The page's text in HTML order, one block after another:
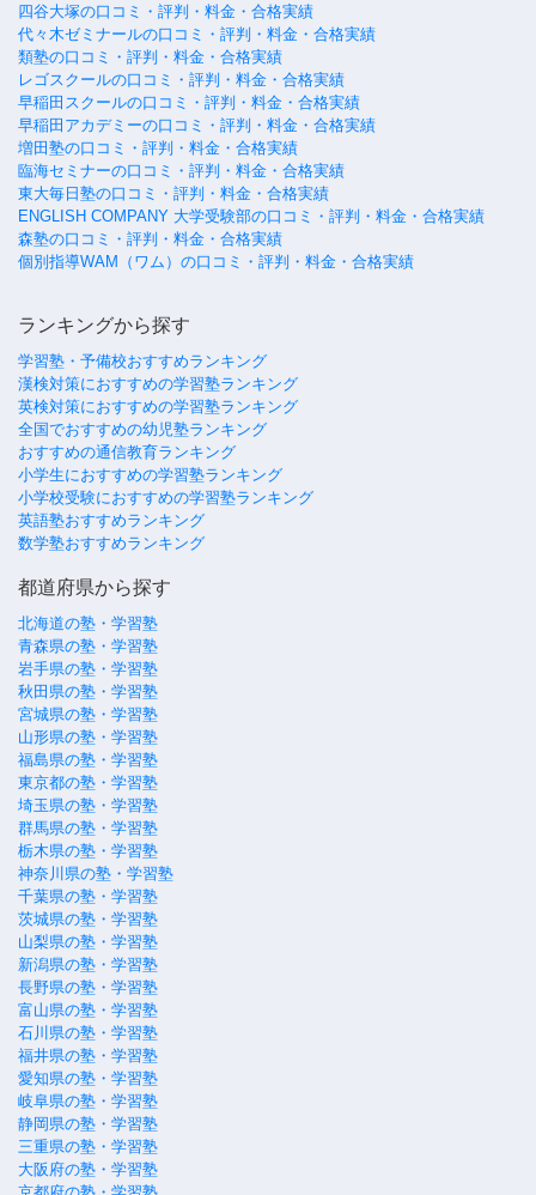
四谷大塚の口コミ・評判・料金・合格実績
代々木ゼミナールの口コミ・評判・料金・合格実績
類塾の口コミ・評判・料金・合格実績
レゴスクールの口コミ・評判・料金・合格実績
早稲田スクールの口コミ・評判・料金・合格実績
早稲田アカデミーの口コミ・評判・料金・合格実績
増田塾の口コミ・評判・料金・合格実績
臨海セミナーの口コミ・評判・料金・合格実績
東大毎日塾の口コミ・評判・料金・合格実績
ENGLISH COMPANY 大学受験部の口コミ・評判・料金・合格実績
森塾の口コミ・評判・料金・合格実績
個別指導WAM（ワム）の口コミ・評判・料金・合格実績
ランキングから探す
学習塾・予備校おすすめランキング
漢検対策におすすめの学習塾ランキング
英検対策におすすめの学習塾ランキング
全国でおすすめの幼児塾ランキング
おすすめの通信教育ランキング
小学生におすすめの学習塾ランキング
小学校受験におすすめの学習塾ランキング
英語塾おすすめランキング
数学塾おすすめランキング
都道府県から探す
北海道の塾・学習塾
青森県の塾・学習塾
岩手県の塾・学習塾
秋田県の塾・学習塾
宮城県の塾・学習塾
山形県の塾・学習塾
福島県の塾・学習塾
東京都の塾・学習塾
埼玉県の塾・学習塾
群馬県の塾・学習塾
栃木県の塾・学習塾
神奈川県の塾・学習塾
千葉県の塾・学習塾
茨城県の塾・学習塾
山梨県の塾・学習塾
新潟県の塾・学習塾
長野県の塾・学習塾
富山県の塾・学習塾
石川県の塾・学習塾
福井県の塾・学習塾
愛知県の塾・学習塾
岐阜県の塾・学習塾
静岡県の塾・学習塾
三重県の塾・学習塾
大阪府の塾・学習塾